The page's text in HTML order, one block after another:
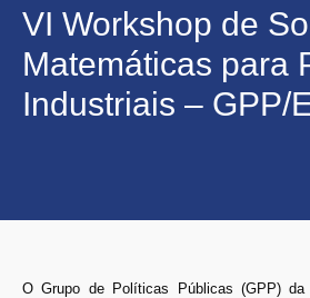
VI Workshop de
Matemáticas para
Industriais – GPP/
O Grupo de Políticas Públicas (GPP)